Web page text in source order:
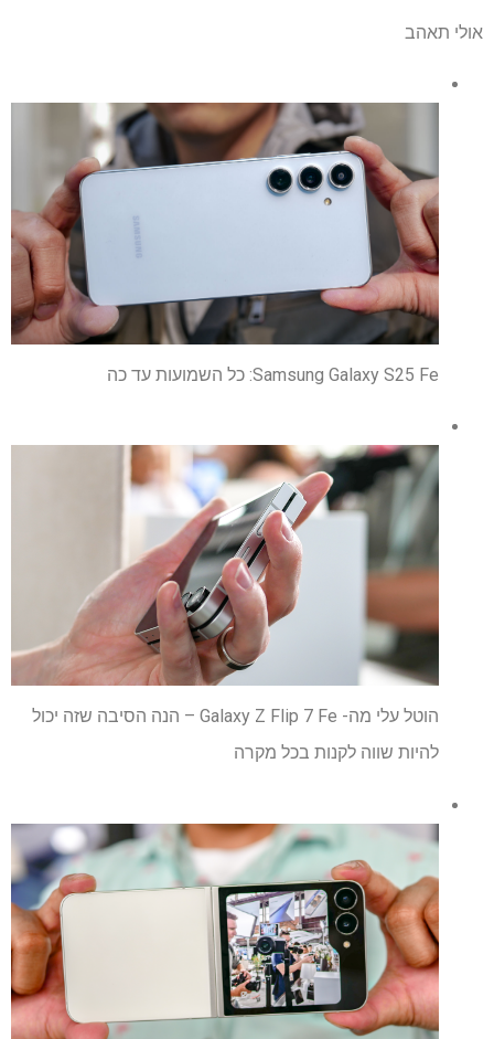
אולי תאהב
Samsung Galaxy S25 Fe: כל השמועות עד כה
הוטל עלי מה- Galaxy Z Flip 7 Fe – הנה הסיבה שזה יכול
להיות שווה לקנות בכל מקרה